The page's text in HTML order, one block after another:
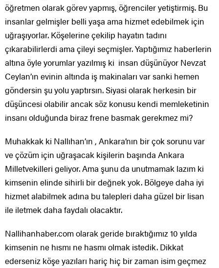
öğretmen olarak görev yapmış, öğrenciler yetiştirmiş. Bu
insanlar gelmişler belli yaşa ama hizmet edebilmek için
uğraşıyorlar. Köşelerine çekilip hayatın tadını
çıkarabilirlerdi ama çileyi seçmişler. Yaptığımız haberlerin
altına öyle yorumlar yazılmış ki insan düşünüyor Nevzat
Ceylan’ın evinin altında iş makinaları var sanki hemen
göndersin şu yolu yaptırsın. Siyasi olarak herkesin bir
düşüncesi olabilir ancak söz konusu kendi memleketinin
insanı olduğunda biraz frene basmak gerekmez mi?
Muhakkak ki Nallıhan’ın , Ankara’nın bir çok sorunu var
ve çözüm için uğraşacak kişilerin başında Ankara
Milletvekilleri geliyor. Ama şunu da unutmamak lazım ki
kimsenin elinde sihirli bir değnek yok. Bölgeye daha iyi
hizmet alabilmek adına bu talepleri daha güzel bir lisan
ile iletmek daha faydalı olacaktır.
Nallihanhaber.com olarak geride bıraktığımız 10 yılda
kimsenin ne hısmı ne hasmı olmak istedik. Dikkat
ederseniz köşe yazıları hariç hiç bir zaman isim geçmez